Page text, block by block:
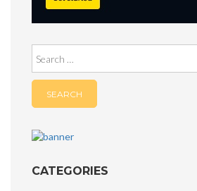
for:
CATEGORIES